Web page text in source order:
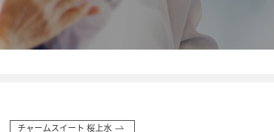
チャームスイート 桜上水